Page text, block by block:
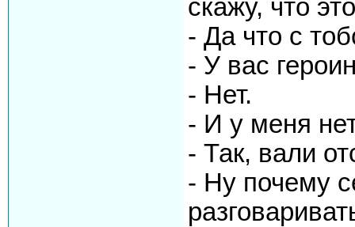
скажу, что
- Да что с
- У вас
- Нет.
- И у меня
- Так, вали
- Ну почему